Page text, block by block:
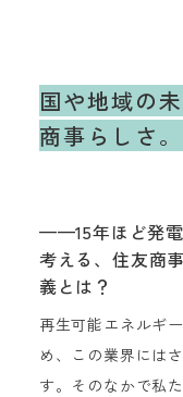
国や地域の
商事らしさ。
——15年ほど発電
考える、住友商
義とは？
再生可能エネルギ
め、この業界には
す。そのなかで私